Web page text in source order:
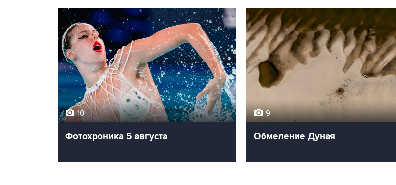
10
Фотохроника 5 августа
9
Обмеление Дуная